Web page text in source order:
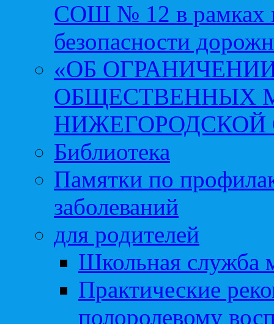
СОШ № 12 в рамках
безопасности
«ОБ
ОБЩЕСТВЕННЫХ
НИЖЕГОРОДСКОЙ
Библиотека
Памятки по
заболеваний
для родителей
Школьная служба
Практические
полоролевому